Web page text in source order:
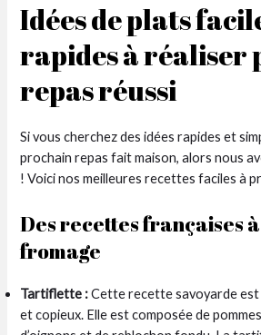
Idées de plats
rapides à réaliser
repas réussi
Si vous cherchez des idées rapides et
prochain repas fait maison, alors nous
! Voici nos meilleures recettes faciles à
Des recettes françaises
fromage
Tartiflette :Cette recette savoyarde
et copieux. Elle est composée de